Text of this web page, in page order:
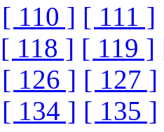
[ 110 ] [ 111 ]
[ 118 ] [ 119 ]
[ 126 ] [ 127 ]
[ 134 ] [ 135 ]